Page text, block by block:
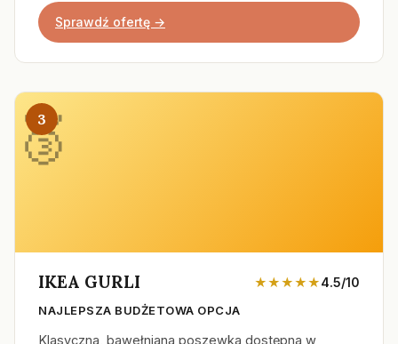
Sprawdź ofertę →
3
IKEA GURLI ★★★★★4.5/10
NAJLEPSZA BUDŻETOWA OPCJA
Klasyczna, bawełniana poszewka dostępna w